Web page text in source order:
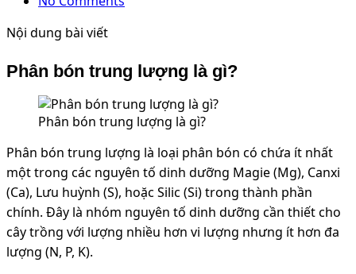
Nội dung bài viết
Phân bón trung lượng là gì?
Phân bón trung lượng là gì?
Phân bón trung lượng là loại phân bón có chứa ít nhất
một trong các nguyên tố dinh dưỡng Magie (Mg), Canxi
(Ca), Lưu huỳnh (S), hoặc Silic (Si) trong thành phần
chính. Đây là nhóm nguyên tố dinh dưỡng cần thiết cho
cây trồng với lượng nhiều hơn vi lượng nhưng ít hơn đa
lượng (N, P, K).